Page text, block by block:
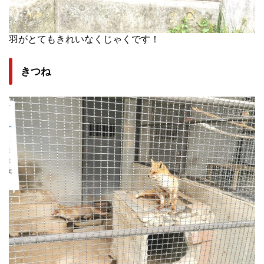
羽がとてもきれいなくじゃくです！
きつね